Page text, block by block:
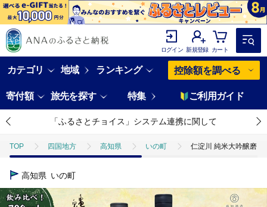
ログイン 新規登録 カート
カテゴリ 地域 ランキング 控除額を調べる
寄付額 旅先を探す 特集 ご利用ガイド
「ふるさとチョイス」システム連携に関して
TOP 四国地方 高知県 いの町 仁淀川 純米大吟醸磨
高知県 いの町